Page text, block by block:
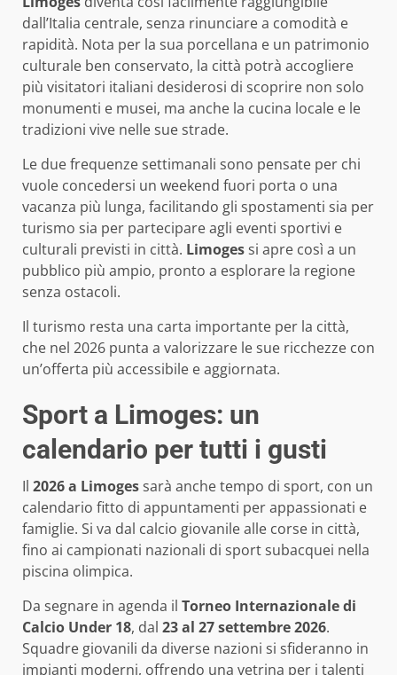
dall’Italia centrale, senza rinunciare a comodità e
rapidità. Nota per la sua porcellana e un patrimonio
culturale ben conservato, la città potrà accogliere
più visitatori italiani desiderosi di scoprire non solo
monumenti e musei, ma anche la cucina locale e le
tradizioni vive nelle sue strade.
Le due frequenze settimanali sono pensate per chi
vuole concedersi un weekend fuori porta o una
vacanza più lunga, facilitando gli spostamenti sia per
turismo sia per partecipare agli eventi sportivi e
culturali previsti in città. Limogessi apre così a un
pubblico più ampio, pronto a esplorare la regione
senza ostacoli.
Il turismo resta una carta importante per la città,
che nel 2026 punta a valorizzare le sue ricchezze con
un’offerta più accessibile e aggiornata.
Sport a Limoges: un
calendario per tutti i gusti
Il 2026 a Limogessarà anche tempo di sport, con un
calendario fitto di appuntamenti per appassionati e
famiglie. Si va dal calcio giovanile alle corse in città,
fino ai campionati nazionali di sport subacquei nella
piscina olimpica.
Da segnare in agenda il Torneo Internazionale di
Calcio Under 18, dal 23 al 27 settembre 2026.
Squadre giovanili da diverse nazioni si sfideranno in
impianti moderni, offrendo una vetrina per i talenti